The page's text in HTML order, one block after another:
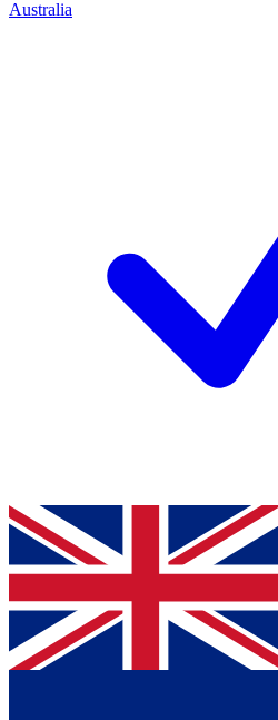
Australia